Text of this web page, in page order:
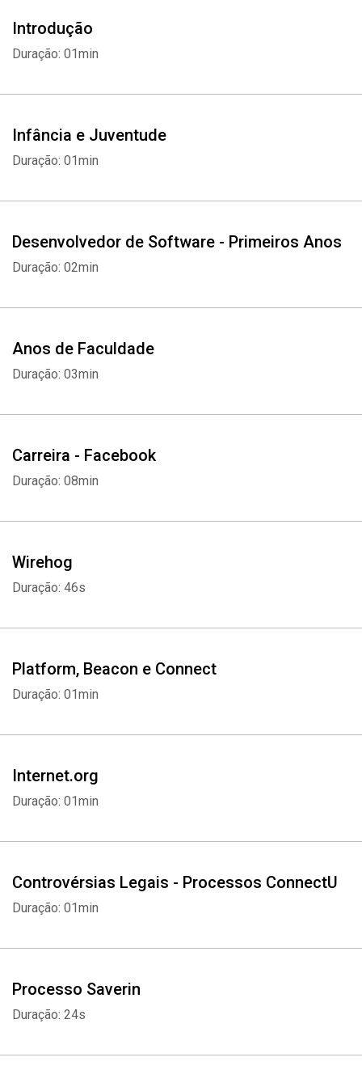
Introdução
Duração: 01min
Infância e Juventude
Duração: 01min
Desenvolvedor de Software - Primeiros Anos
Duração: 02min
Anos de Faculdade
Duração: 03min
Carreira - Facebook
Duração: 08min
Wirehog
Duração: 46s
Platform, Beacon e Connect
Duração: 01min
Internet.org
Duração: 01min
Controvérsias Legais - Processos ConnectU
Duração: 01min
Processo Saverin
Duração: 24s